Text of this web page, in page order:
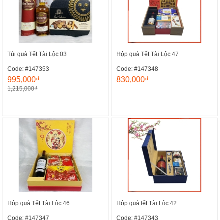
Túi quà Tết Tài Lộc 03
Code: #147353
995,000₫
1,215,000₫
Hộp quà Tết Tài Lộc 47
Code: #147348
830,000₫
Hộp quà Tết Tài Lộc 46
Code: #147347
Hộp quà tết Tài Lộc 42
Code: #147343